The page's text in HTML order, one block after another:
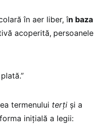
în aer liber, în baza
acoperită, persoanele
termenului terți și a
inițială a legii: